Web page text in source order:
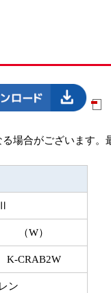
場合がございます。
（W）
K-CRAB2W
ン